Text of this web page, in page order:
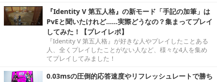
『Identity V 第五人格』の新モード「手記の加筆」は
PvEと聞いたけれど……実際どうなの？集まってプレイ
してみた！【プレイレポ】
『Identity V 第五人格』が好きな人やプレイしたことある
人、全くプレイしたことがない人など、様々な4人を集め
てプレイしてみました！
0.03msの圧倒的応答速度やリフレッシュレートで勝ち